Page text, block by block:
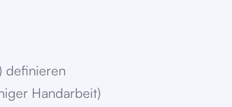
definieren
Handarbeit)